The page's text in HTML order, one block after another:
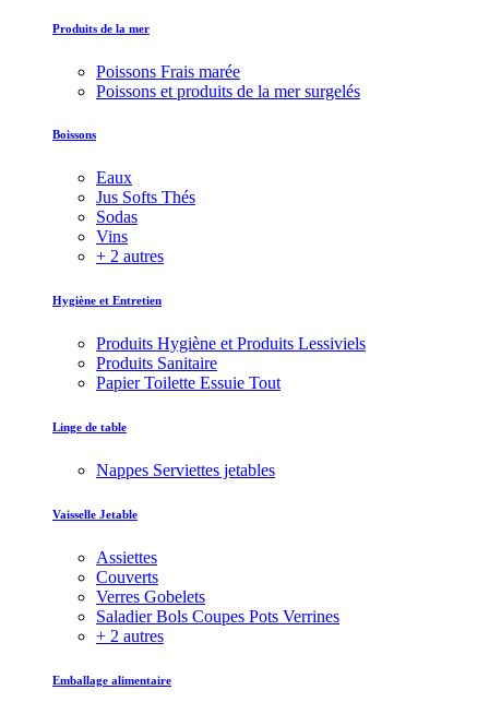
Produits de la mer
Poissons Frais marée
Poissons et produits de la mer surgelés
Boissons
Eaux
Jus Softs Thés
Sodas
Vins
+ 2 autres
Hygiène et Entretien
Produits Hygiène et Produits Lessiviels
Produits Sanitaire
Papier Toilette Essuie Tout
Linge de table
Nappes Serviettes jetables
Vaisselle Jetable
Assiettes
Couverts
Verres Gobelets
Saladier Bols Coupes Pots Verrines
+ 2 autres
Emballage alimentaire